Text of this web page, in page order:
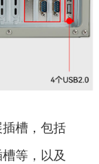
插槽，包括
等，以及